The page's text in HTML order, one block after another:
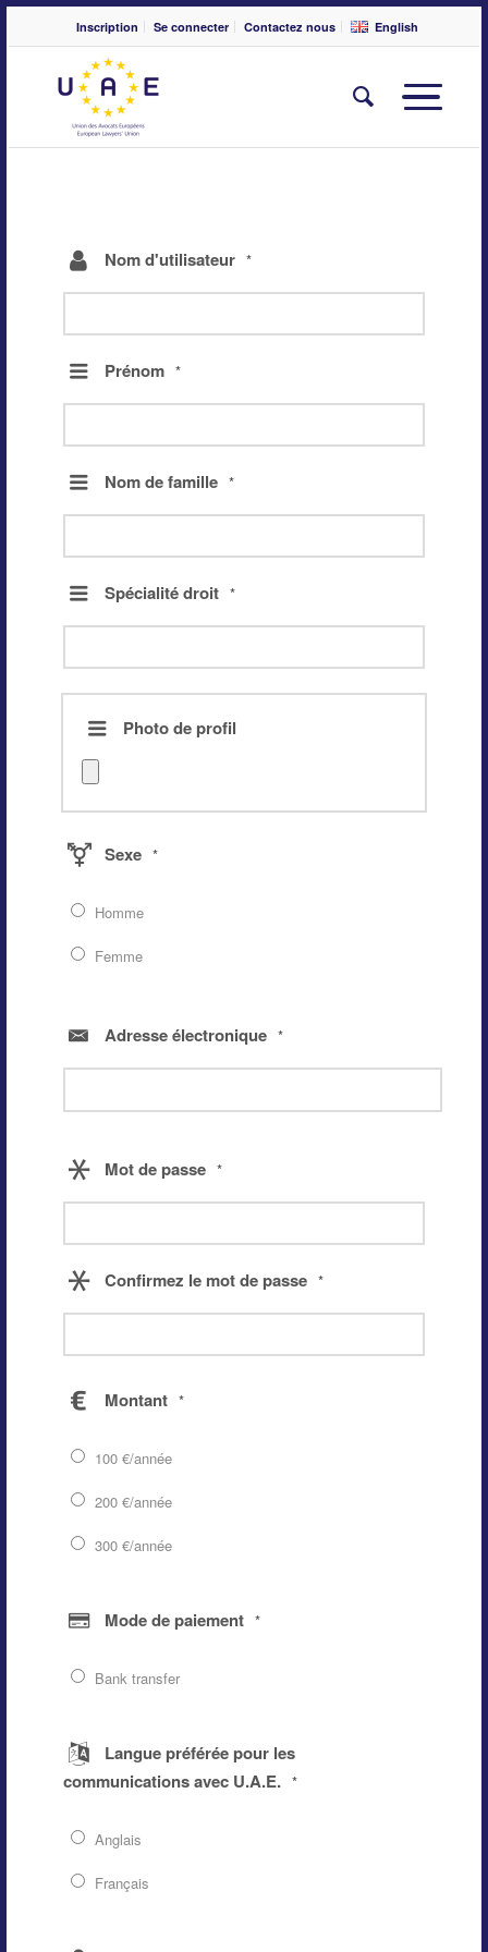
Inscription Se connecter Contactez nous English
Nom d'utilisateur *
Prénom *
Nom de famille *
Spécialité droit *
Photo de profil
Sexe *
Homme
Femme
Adresse électronique *
Mot de passe *
Confirmez le mot de passe *
Montant *
100 €/année
200 €/année
300 €/année
Mode de paiement *
Bank transfer
Langue préférée pour les
communications avec U.A.E. *
Anglais
Français